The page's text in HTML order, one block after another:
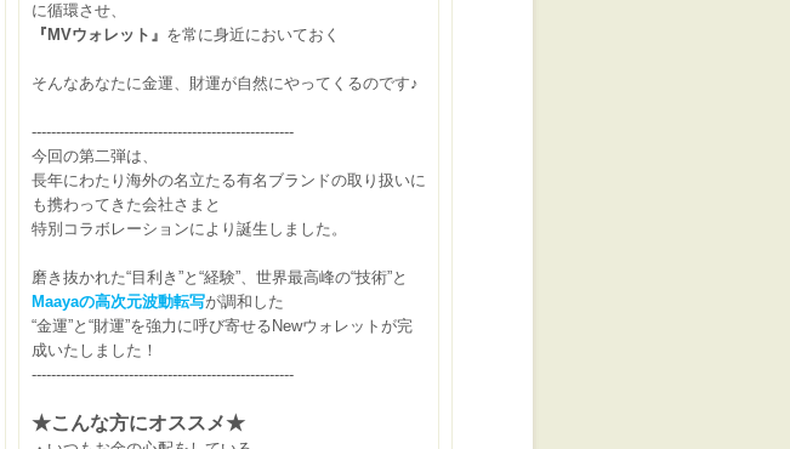
に循環させ、
『MVウォレット』 を常に身近においておく
そんなあなたに金運、財運が自然にやってくるのです♪
------------------------------------------------------
今回の第二弾は、
長年にわたり海外の名立たる有名ブランドの取り扱いに
も携わってきた会社さまと
特別コラボレーションにより誕生しました。
磨き抜かれた“目利き”と“経験”、世界最高峰の“技術”と
Maayaの高次元波動転写が調和した
“金運”と“財運”を強力に呼び寄せるNewウォレットが完
成いたしました！
------------------------------------------------------
★こんな方にオススメ★